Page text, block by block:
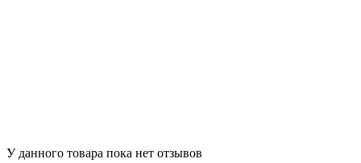
У данного товара пока нет отзывов